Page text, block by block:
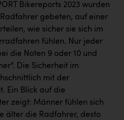
Bikereports 2023 wurden
gebeten, auf einer
wie sicher sie sich im
fühlen. Nur jeder
die Noten 9 oder 10 und
Die Sicherheit im
mit der
Ein Blick auf die
zeigt: Männer fühlen sich
älter die Radfahrer, desto